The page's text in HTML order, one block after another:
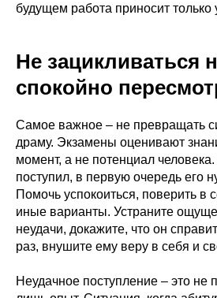
будущем работа приносит только
Не зацикливаться
спокойно
Самое важное – не превращать
драму. Экзамены оценивают
момент, а не потенциал
поступил, в первую очередь его
Помочь успокоиться, поверить в
иные варианты. Устраните
неудачи, докажите, что он
раз, внушите ему веру в себя и
Неудачное поступление – это не